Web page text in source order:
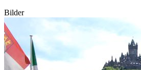
Bilder